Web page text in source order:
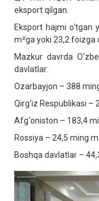
eksport qilgan.
Eksport hajmi
m²ga yoki 23,2 foizga
Mazkur davrda
davlatlar:
Ozarbayjon – 388
Qirg‘iz Respublikasi –
Afg‘oniston – 183,4
Rossiya – 24,5 ming
Boshqa davlatlar –